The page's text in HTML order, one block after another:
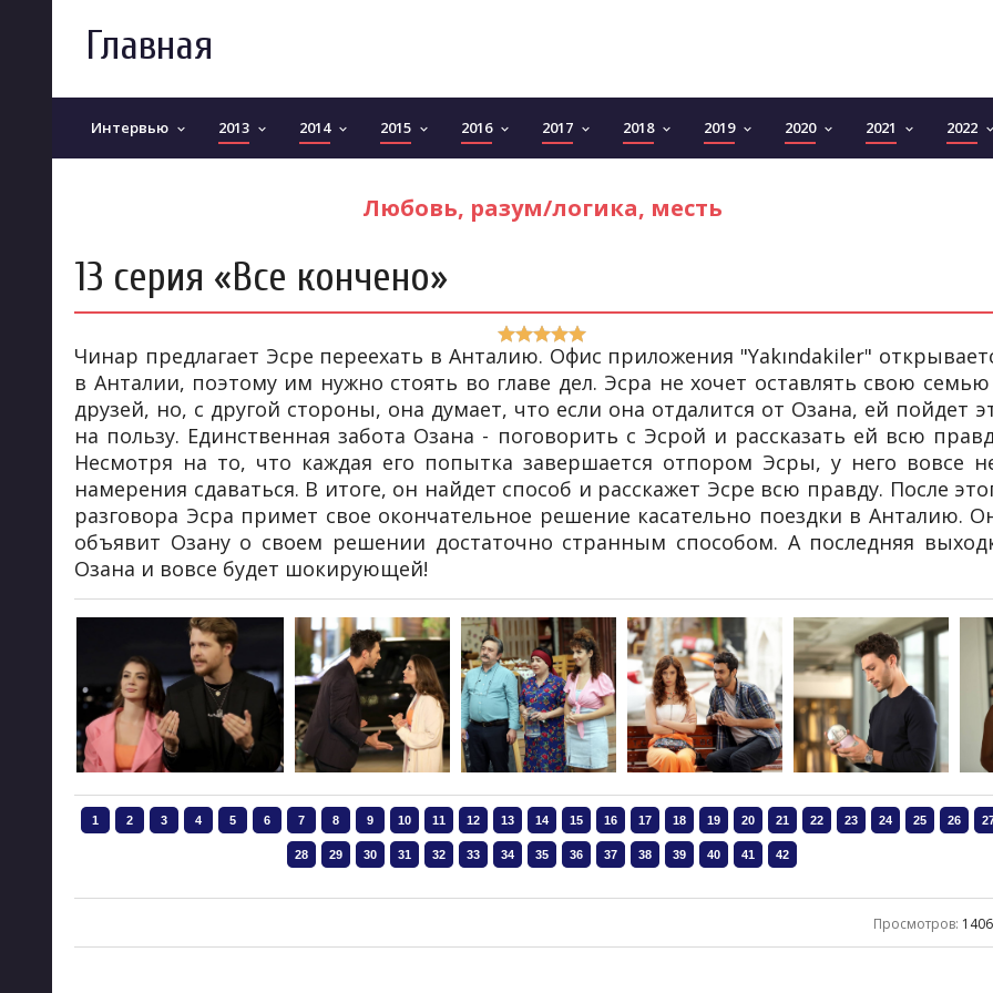
Главная
Интервью keyboard_arrow_down 2013 keyboard_arrow_down 2014 keyboard_arrow_down 2015 keyboard_arrow_down 2016 keyboard_arrow_down 2017 keyboard_arrow_down 2018 keyboard_arrow_down 2019 keyboard_arrow_down 2020 keyboard_arrow_down 2021 keyboard_arrow_down 2022 keyboard_arrow_down
Любовь, разум/логика, месть
13 серия «Все кончено»
Чинар предлагает Эсре переехать в Анталию. Офис приложения "Yakındakiler"
в Анталии, поэтому им нужно стоять во главе дел. Эсра не хочет оставлять свою
друзей, но, с другой стороны, она думает, что если она отдалится от Озана, ей пойдет
на пользу. Единственная забота Озана - поговорить с Эсрой и рассказать ей всю
Несмотря на то, что каждая его попытка завершается отпором Эсры, у него вовсе
намерения сдаваться. В итоге, он найдет способ и расскажет Эсре всю правду. После
разговора Эсра примет свое окончательное решение касательно поездки в Анталию.
объявит Озану о своем решении достаточно странным способом. А последняя
Озана и вовсе будет шокирующей!
Просмотров: 1406